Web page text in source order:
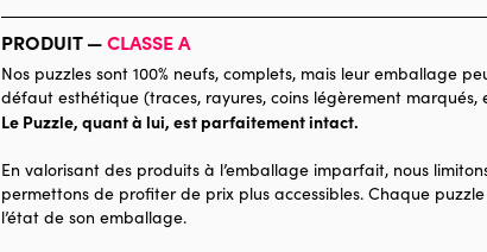
Marque
Bluebird Puzzle
Catégorie
Age
Puzzle pour
Provenance
Nombre de pièces
1500 pièces
Dimensions
PRODUIT —CLASSE A
Nos puzzles sont 100% neufs, complets, mais leur emballage
défaut esthétique (traces, rayures, coins légèrement marqués,
Le Puzzle, quant à lui, est parfaitement intact.
En valorisant des produits à l’emballage imparfait, nous
permettons de profiter de prix plus accessibles. Chaque puzzle
l’état de son emballage.